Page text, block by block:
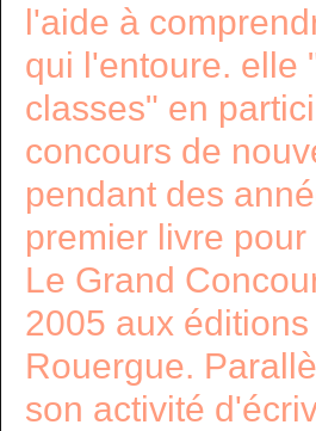
l'aide à
qui l'entoure. elle
classes" en
concours de
pendant des
premier livre
Le Grand
2005 aux éditions
Rouergue.
son activité